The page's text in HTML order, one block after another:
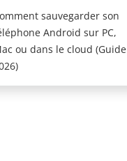
sauvegarder son
Android sur PC,
ou dans le cloud (Guide